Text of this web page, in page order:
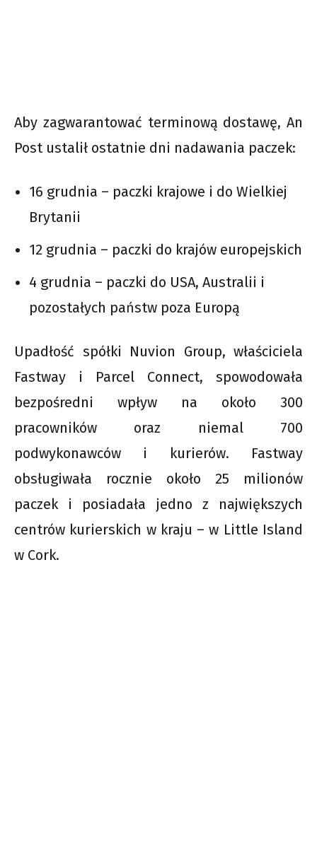
Aby zagwarantować terminową dostawę, An
Post ustalił ostatnie dni nadawania paczek:
16 grudnia – paczki krajowe i do Wielkiej
Brytanii
12 grudnia – paczki do krajów europejskich
4 grudnia – paczki do USA, Australii i
pozostałych państw poza Europą
Upadłość spółki Nuvion Group, właściciela
Fastway i Parcel Connect, spowodowała
bezpośredni wpływ na około 300
pracowników oraz niemal 700
podwykonawców i kurierów. Fastway
obsługiwała rocznie około 25 milionów
paczek i posiadała jedno z największych
centrów kurierskich w kraju – w Little Island
w Cork.